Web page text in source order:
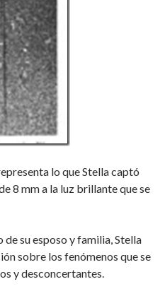
lo que Stella captó
8 mm a la luz brillante que se
su esposo y familia, Stella
sobre los fenómenos que se
y desconcertantes.